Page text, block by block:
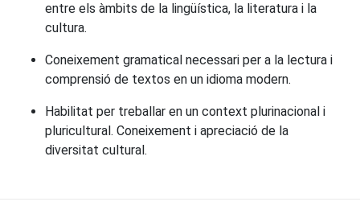
entre els àmbits de la lingüística, la literatura i la
cultura.
Coneixement gramatical necessari per a la lectura i
comprensió de textos en un idioma modern.
Habilitat per treballar en un context plurinacional i
pluricultural. Coneixement i apreciació de la
diversitat cultural.